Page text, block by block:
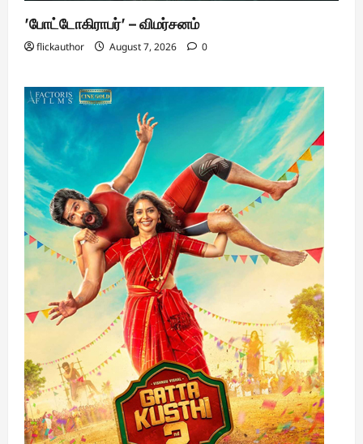
’போட்டோகிராபர்’ – விமர்சனம்
flickauthor August 7, 2026 0